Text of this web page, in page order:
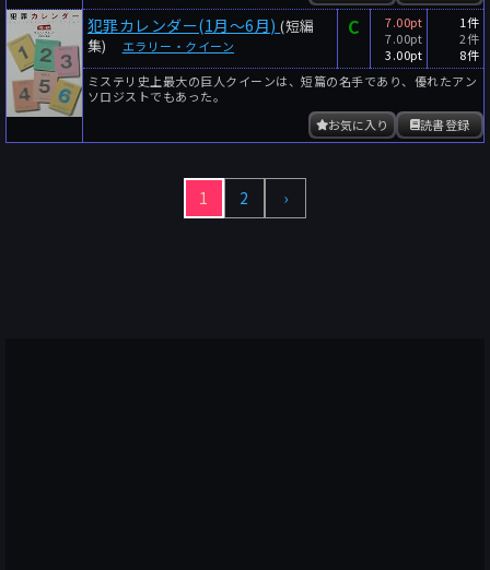
犯罪カレンダー(1月～6月) (短編
集)
エラリー・クイーン
C
7.00pt
7.00pt
3.00pt
1件
2件
8件
ミステリ史上最大の巨人クイーンは、短篇の名手であり、優れたアン
ソロジストでもあった。
読書登録
お気に入り
1 2 ›